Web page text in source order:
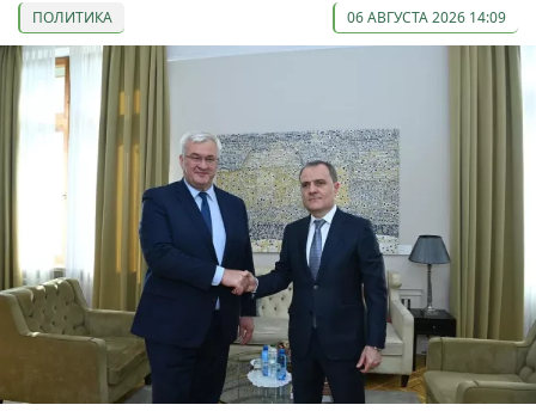
ПОЛИТИКА 06 АВГУСТА 2026 14:09